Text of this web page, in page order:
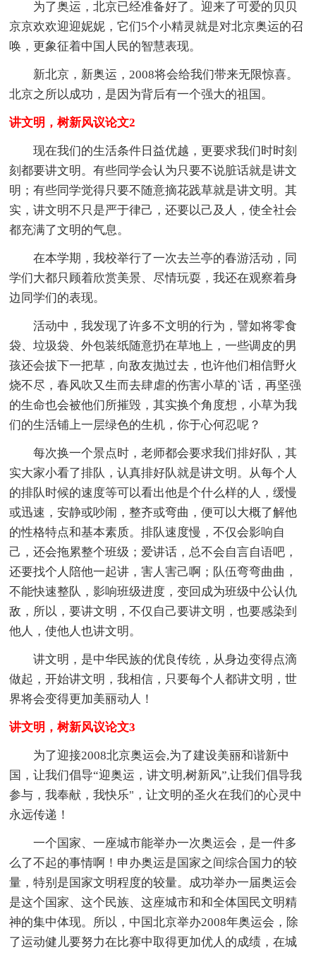
为了奥运，北京已经准备好了。迎来了可爱的贝贝
京京欢欢迎迎妮妮，它们5个小精灵就是对北京奥运的召
唤，更象征着中国人民的智慧表现。
新北京，新奥运，2008将会给我们带来无限惊喜。
北京之所以成功，是因为背后有一个强大的祖国。
讲文明，树新风议论文2
现在我们的生活条件日益优越，更要求我们时时刻
刻都要讲文明。有些同学会认为只要不说脏话就是讲文
明；有些同学觉得只要不随意摘花践草就是讲文明。其
实，讲文明不只是严于律己，还要以己及人，使全社会
都充满了文明的气息。
在本学期，我校举行了一次去兰亭的春游活动，同
学们大都只顾着欣赏美景、尽情玩耍，我还在观察着身
边同学们的表现。
活动中，我发现了许多不文明的行为，譬如将零食
袋、垃圾袋、外包装纸随意扔在草地上，一些调皮的男
孩还会拔下一把草，向敌友抛过去，也许他们相信野火
烧不尽，春风吹又生而去肆虐的伤害小草的`话，再坚强
的生命也会被他们所摧毁，其实换个角度想，小草为我
们的生活铺上一层绿色的生机，你于心何忍呢？
每次换一个景点时，老师都会要求我们排好队，其
实大家小看了排队，认真排好队就是讲文明。从每个人
的排队时候的速度等可以看出他是个什么样的人，缓慢
或迅速，安静或吵闹，整齐或弯曲，便可以大概了解他
的性格特点和基本素质。排队速度慢，不仅会影响自
己，还会拖累整个班级；爱讲话，总不会自言自语吧，
还要找个人陪他一起讲，害人害己啊；队伍弯弯曲曲，
不能快速整队，影响班级进度，变回成为班级中公认仇
敌，所以，要讲文明，不仅自己要讲文明，也要感染到
他人，使他人也讲文明。
讲文明，是中华民族的优良传统，从身边变得点滴
做起，开始讲文明，我相信，只要每个人都讲文明，世
界将会变得更加美丽动人！
讲文明，树新风议论文3
为了迎接2008北京奥运会,为了建设美丽和谐新中
国，让我们倡导“迎奥运，讲文明,树新风”,让我们倡导我
参与，我奉献，我快乐"，让文明的圣火在我们的心灵中
永远传递！
一个国家、一座城市能举办一次奥运会，是一件多
么了不起的事情啊！申办奥运是国家之间综合国力的较
量，特别是国家文明程度的较量。成功举办一届奥运会
是这个国家、这个民族、这座城市和和全体国民文明精
神的集中体现。所以，中国北京举办2008年奥运会，除
了运动健儿要努力在比赛中取得更加优人的成绩，在城